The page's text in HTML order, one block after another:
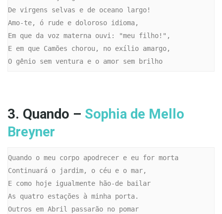
De virgens selvas e de oceano largo!
Amo-te, ó rude e doloroso idioma,
Em que da voz materna ouvi: "meu filho!",
E em que Camões chorou, no exílio amargo,
O gênio sem ventura e o amor sem brilho
3. Quando – Sophia de Mello
Breyner
Quando o meu corpo apodrecer e eu for morta
Continuará o jardim, o céu e o mar,
E como hoje igualmente hão-de bailar
As quatro estações à minha porta.
Outros em Abril passarão no pomar